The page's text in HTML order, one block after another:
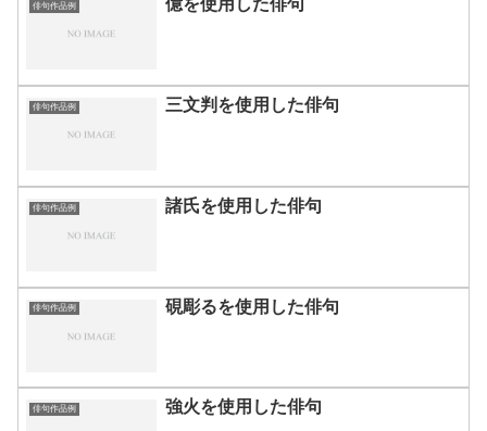
俳句作品例
俳句作品例 三文判を使用した俳句
俳句作品例 諸氏を使用した俳句
俳句作品例 硯彫るを使用した俳句
俳句作品例 強火を使用した俳句